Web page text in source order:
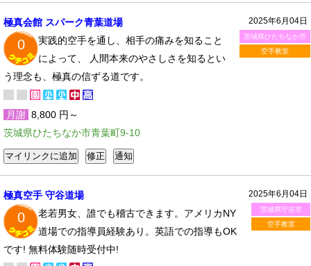
2025年6月04日
茨城県ひたちなか市
空手教室
極真会館 スパーク青葉道場
0
実践的空手を通し、相手の痛みを知ること
によって、 人間本来のやさしさを知るとい
う理念も、極真の信ずる道です。
月謝 8,800 円～
茨城県ひたちなか市青葉町9-10
2025年6月04日
茨城県守谷市
空手教室
極真空手 守谷道場
0
老若男女、誰でも稽古できます。アメリカNY
道場での指導員経験あり。英語での指導もOK
です! 無料体験随時受付中!